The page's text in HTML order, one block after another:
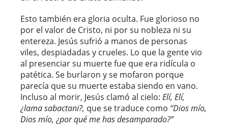
Esto también era gloria oculta. Fue glorioso no
por el valor de Cristo, ni por su nobleza ni su
entereza. Jesús sufrió a manos de personas
viles, despiadadas y crueles. Lo que la gente vio
al presenciar su muerte fue que era ridícula o
patética. Se burlaron y se mofaron porque
parecía que su muerte estaba siendo en vano.
Incluso al morir, Jesús clamó al cielo: Elí, Elí,
¿lama sabactani?, que se traduce como “Dios mío,
Dios mío, ¿por qué me has desamparado?”